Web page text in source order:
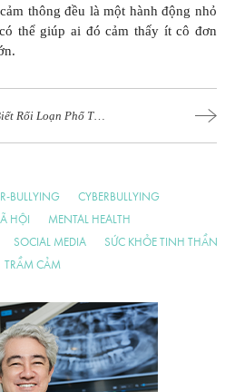
thông đều là một hành động nhỏ
thể giúp ai đó cảm thấy ít cô đơn
Rối Loạn Phổ Tự
BULLYING
CYBERBULLYING
HỘI
MENTAL HEALTH
SOCIAL MEDIA
SỨC KHỎE TINH THẦN
TRẦM CẢM